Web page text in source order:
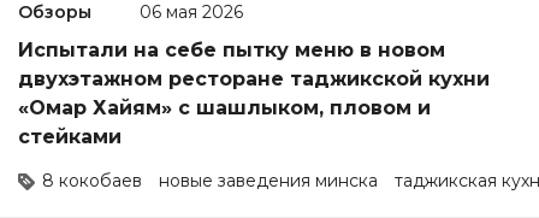
Обзоры 06 мая 2026
Испытали на себе пытку меню в новом
двухэтажном ресторане таджикской кухни
«Омар Хайям» с шашлыком, пловом и
стейками
8 кокобаев новые заведения минска таджикская